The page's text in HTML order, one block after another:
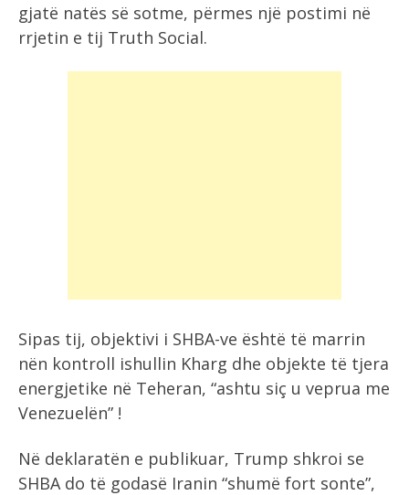
gjatë natës së sotme, përmes një postimi në
rrjetin e tij Truth Social.
Sipas tij, objektivi i SHBA-ve është të marrin
nën kontroll ishullin Kharg dhe objekte të tjera
energjetike në Teheran, “ashtu siç u veprua me
Venezuelën” !
Në deklaratën e publikuar, Trump shkroi se
SHBA do të godasë Iranin “shumë fort sonte”,